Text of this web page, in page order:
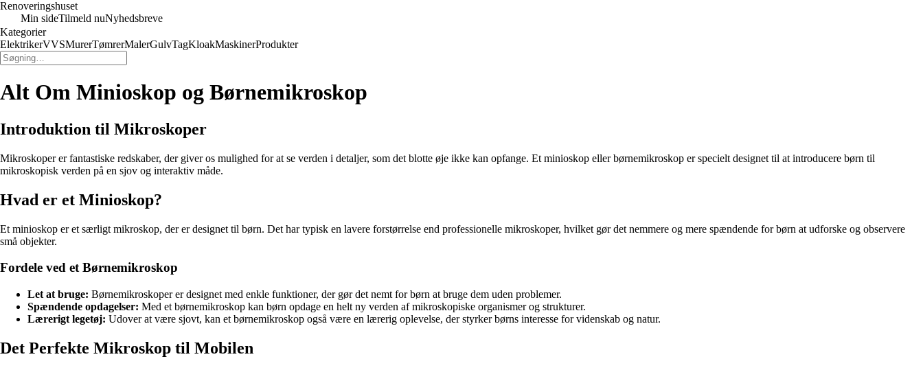
Renoveringshuset
Min sideTilmeld nuNyhedsbreve
Kategorier
ElektrikerVVSMurerTømrerMalerGulvTagKloakMaskinerProdukter
Alt Om Minioskop og Børnemikroskop
Introduktion til Mikroskoper
Mikroskoper er fantastiske redskaber, der giver os mulighed for at se verden i detaljer, som det blotte øje ikke kan opfange. Et minioskop eller børnemikroskop er specielt designet til at introducere børn til
mikroskopisk verden på en sjov og interaktiv måde.
Hvad er et Minioskop?
Et minioskop er et særligt mikroskop, der er designet til børn. Det har typisk en lavere forstørrelse end professionelle mikroskoper, hvilket gør det nemmere og mere spændende for børn at udforske og observere
små objekter.
Fordele ved et Børnemikroskop
Let at bruge: Børnemikroskoper er designet med enkle funktioner, der gør det nemt for børn at bruge dem uden problemer.
Spændende opdagelser: Med et børnemikroskop kan børn opdage en helt ny verden af mikroskopiske organismer og strukturer.
Lærerigt legetøj: Udover at være sjovt, kan et børnemikroskop også være en lærerig oplevelse, der styrker børns interesse for videnskab og natur.
Det Perfekte Mikroskop til Mobilen